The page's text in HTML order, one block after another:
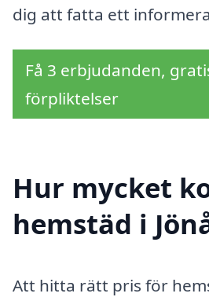
dig att fatta ett
Få 3 erbjudanden,
förpliktelser
Hur mycket
hemstäd i
Att hitta rätt pris för